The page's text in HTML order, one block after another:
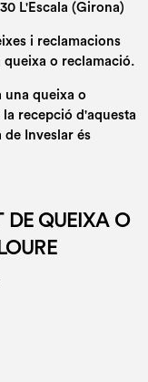
L'Escala (Girona)
i reclamacions
queixa o reclamació.
una queixa o
recepció d'aquesta
Inveslar és
DE QUEIXA O